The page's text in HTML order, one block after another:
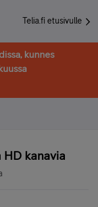
Telia.fi etusivulle
kunnes
kanavia